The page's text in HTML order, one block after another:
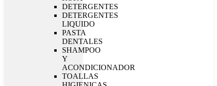
DETERGENTES
DETERGENTES
LIQUIDO
PASTA
DENTALES
SHAMPOO
Y
ACONDICIONADOR
TOALLAS